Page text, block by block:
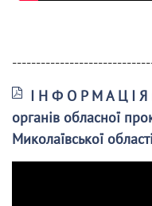
І Н Ф О Р М А Ц І Я
органів обласної
Миколаївської